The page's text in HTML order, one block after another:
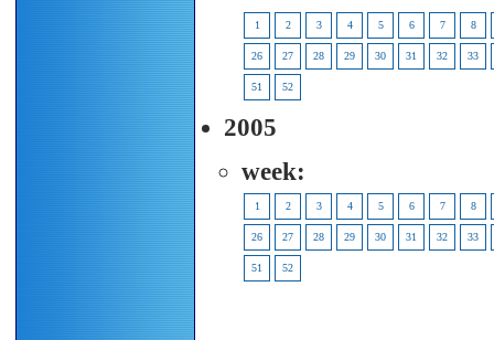
1 2 3 4 5 6 7 8
26 27 28 29 30 31 32 33
51 52
2005
week:
1 2 3 4 5 6 7 8
26 27 28 29 30 31 32 33
51 52